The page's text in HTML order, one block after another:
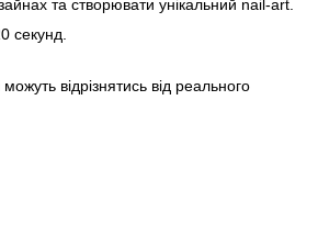
та створювати унікальний nail-art.
секунд.
відрізнятись від реального